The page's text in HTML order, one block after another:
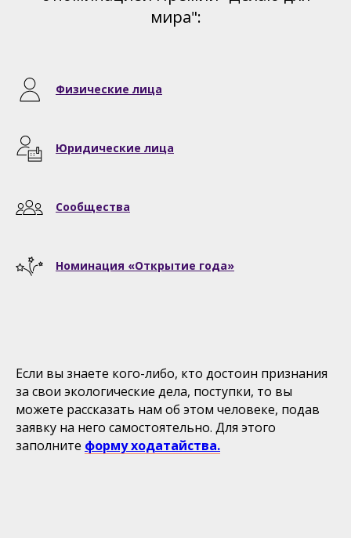
мира":
Физические лица
Юридические лица
Сообщества
Номинация «Открытие года»
Если вы знаете кого-либо, кто достоин признания
за свои экологические дела, поступки, то вы
можете рассказать нам об этом человеке, подав
заявку на него самостоятельно. Для этого
заполните форму ходатайства.